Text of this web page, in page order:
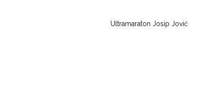
Ultramaraton Josip Jović